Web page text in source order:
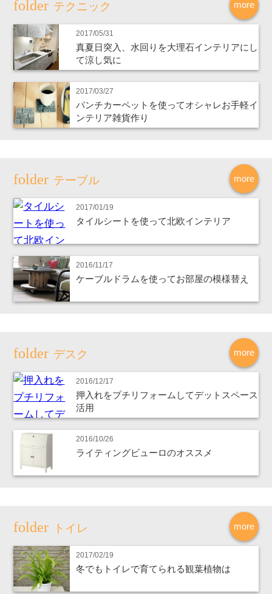
more
テクニック
2017/05/31
真夏日突入、水回りを大理石インテリアにし
て涼し気に
2017/03/27
パンチカーペットを使ってオシャレお手軽イ
ンテリア雑貨作り
more
テーブル
2017/01/19
タイルシートを使って北欧インテリア
2016/11/17
ケーブルドラムを使ってお部屋の模様替え
more
デスク
2016/12/17
押入れをプチリフォームしてデットスペース
活用
2016/10/26
ライティングビューロのオススメ
more
トイレ
2017/02/19
冬でもトイレで育てられる観葉植物は